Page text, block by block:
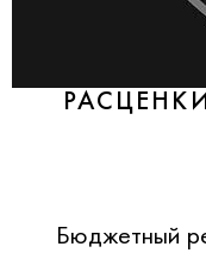
Бюджетный